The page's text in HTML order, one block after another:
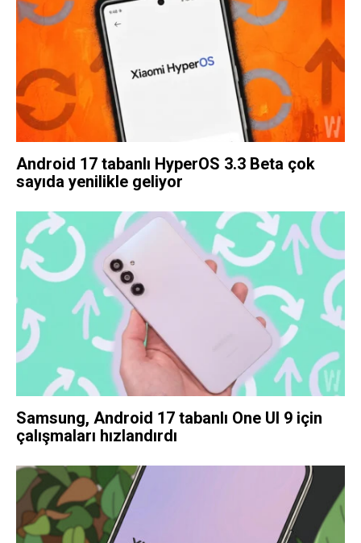
Android 17 tabanlı HyperOS 3.3 Beta çok
sayıda yenilikle geliyor
Samsung, Android 17 tabanlı One UI 9 için
çalışmaları hızlandırdı